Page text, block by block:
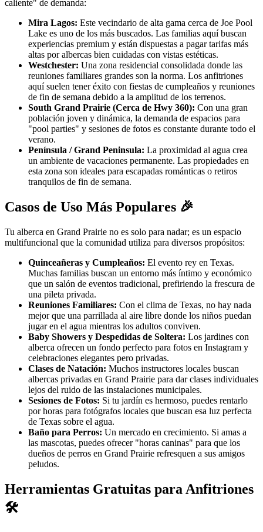
caliente" de demanda:
Mira Lagos: Este vecindario de alta gama cerca de Joe Pool
Lake es uno de los más buscados. Las familias aquí buscan
experiencias premium y están dispuestas a pagar tarifas más
altas por albercas bien cuidadas con vistas estéticas.
Westchester: Una zona residencial consolidada donde las
reuniones familiares grandes son la norma. Los anfitriones
aquí suelen tener éxito con fiestas de cumpleaños y reuniones
de fin de semana debido a la amplitud de los terrenos.
South Grand Prairie (Cerca de Hwy 360): Con una gran
población joven y dinámica, la demanda de espacios para
"pool parties" y sesiones de fotos es constante durante todo el
verano.
Península / Grand Peninsula: La proximidad al agua crea
un ambiente de vacaciones permanente. Las propiedades en
esta zona son ideales para escapadas románticas o retiros
tranquilos de fin de semana.
Casos de Uso Más Populares 🎉
Tu alberca en Grand Prairie no es solo para nadar; es un espacio
multifuncional que la comunidad utiliza para diversos propósitos:
Quinceañeras y Cumpleaños: El evento rey en Texas.
Muchas familias buscan un entorno más íntimo y económico
que un salón de eventos tradicional, prefiriendo la frescura de
una pileta privada.
Reuniones Familiares: Con el clima de Texas, no hay nada
mejor que una parrillada al aire libre donde los niños puedan
jugar en el agua mientras los adultos conviven.
Baby Showers y Despedidas de Soltera: Los jardines con
alberca ofrecen un fondo perfecto para fotos en Instagram y
celebraciones elegantes pero privadas.
Clases de Natación: Muchos instructores locales buscan
albercas privadas en Grand Prairie para dar clases individuales
lejos del ruido de las instalaciones municipales.
Sesiones de Fotos: Si tu jardín es hermoso, puedes rentarlo
por horas para fotógrafos locales que buscan esa luz perfecta
de Texas sobre el agua.
Baño para Perros: Un mercado en crecimiento. Si amas a
las mascotas, puedes ofrecer "horas caninas" para que los
dueños de perros en Grand Prairie refresquen a sus amigos
peludos.
Herramientas Gratuitas para Anfitriones
🛠️